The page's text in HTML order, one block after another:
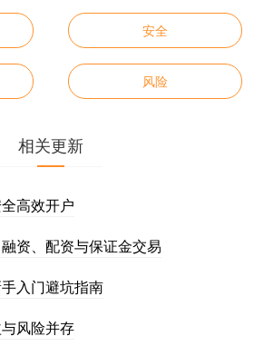
安全
风险
相关更新
高效开户
资、配资与保证金交易
入门避坑指南
风险并存